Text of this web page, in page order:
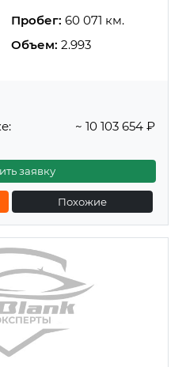
Пробег: 60 071 км.
Объем: 2.993
~ 10 103 654 ₽
заявку
Похожие